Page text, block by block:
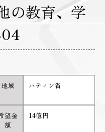
の教育、学
地域 ハティン省
望金
額
14億円